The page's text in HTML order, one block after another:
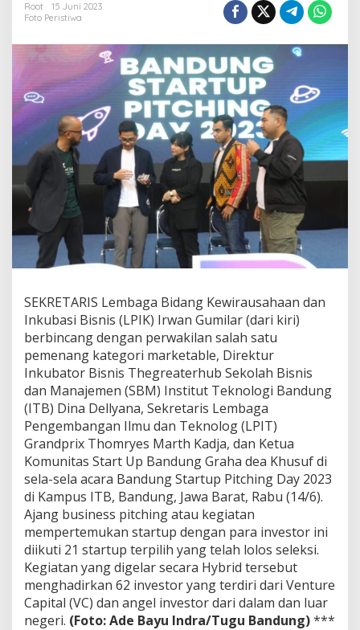
S
t
a
r
u
p
P
i
c
h
i
n
D
y
2
0
2
3
Root
15 Juni 2023
Foto Peristiwa
SEKRETARIS Lembaga Bidang Kewirausahaan dan
Inkubasi Bisnis (LPIK) Irwan Gumilar (dari kiri)
berbincang dengan perwakilan salah satu
pemenang kategori marketable, Direktur
Inkubator Bisnis Thegreaterhub Sekolah Bisnis
dan Manajemen (SBM) Institut Teknologi Bandung
(ITB) Dina Dellyana, Sekretaris Lembaga
Pengembangan Ilmu dan Teknolog (LPIT)
Grandprix Thomryes Marth Kadja, dan Ketua
Komunitas Start Up Bandung Graha dea Khusuf di
sela-sela acara Bandung Startup Pitching Day 2023
di Kampus ITB, Bandung, Jawa Barat, Rabu (14/6).
Ajang business pitching atau kegiatan
mempertemukan startup dengan para investor ini
diikuti 21 startup terpilih yang telah lolos seleksi.
Kegiatan yang digelar secara Hybrid tersebut
menghadirkan 62 investor yang terdiri dari Venture
Capital (VC) dan angel investor dari dalam dan luar
negeri. (Foto: Ade Bayu Indra/Tugu Bandung)***